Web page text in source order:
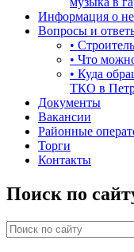
Информация о
Вопросы и
•
• Что
• Куда
ТКО в
Документы
Вакансии
Районные
Торги
Контакты
Поиск по